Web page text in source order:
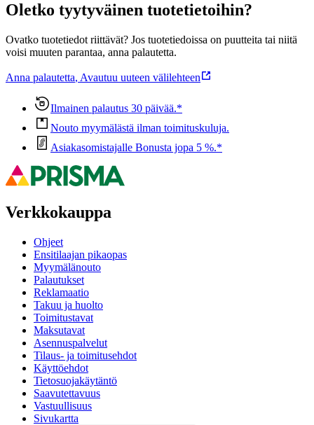
Oletko tyytyväinen tuotetietoihin?
Ovatko tuotetiedot riittävät? Jos tuotetiedoissa on puutteita tai niitä
voisi muuten parantaa, anna palautetta.
Anna palautetta, Avautuu uuteen välilehteen
Ilmainen palautus 30 päivää.*
Nouto myymälästä ilman toimituskuluja.
Asiakasomistajalle Bonusta jopa 5 %.*
Verkkokauppa
Ohjeet
Ensitilaajan pikaopas
Myymälänouto
Palautukset
Reklamaatio
Takuu ja huolto
Toimitustavat
Maksutavat
Asennuspalvelut
Tilaus- ja toimitusehdot
Käyttöehdot
Tietosuojakäytäntö
Saavutettavuus
Vastuullisuus
Sivukartta